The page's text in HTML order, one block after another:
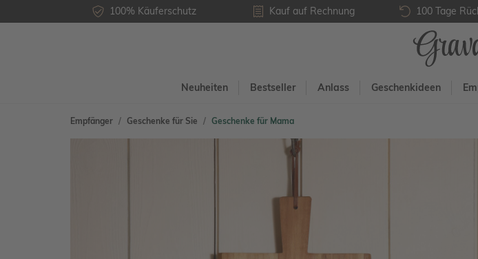
100% Käuferschutz Kauf auf Rechnung 100 Tage
Neuheiten Bestseller Anlass Geschenkideen
Empfänger Geschenke für Sie Geschenke für Mama